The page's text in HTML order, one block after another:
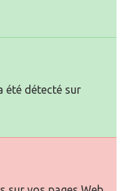
été détecté sur